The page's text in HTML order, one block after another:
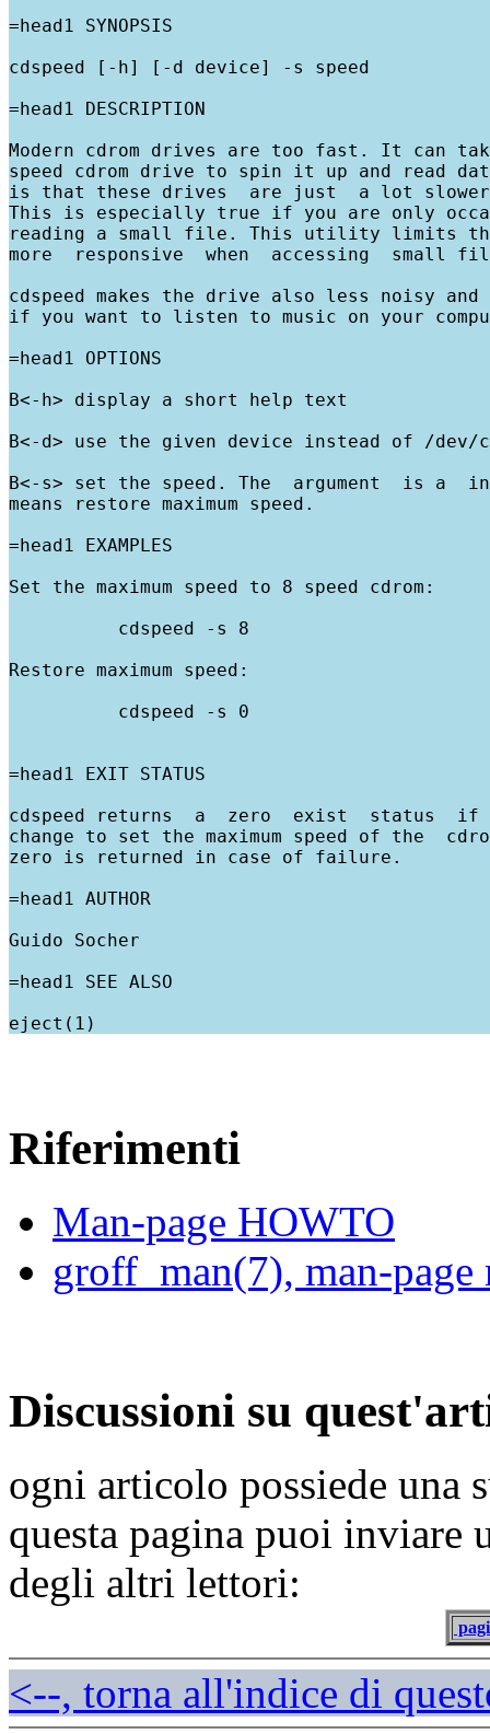
=head1 SYNOPSIS
cdspeed [-h] [-d device] -s speed
=head1 DESCRIPTION
Modern cdrom drives are too fast. It can
speed cdrom drive to spin it up and read
is that these drives  are just  a lot
This is especially true if you are only
reading a small file. This utility limits the
more  responsive  when  accessing  small
cdspeed makes the drive also less noisy
if you want to listen to music on your
=head1 OPTIONS
B<-h> display a short help text
B<-d> use the given device instead of /dev/
B<-s> set the speed. The  argument  is a
means restore maximum speed.
=head1 EXAMPLES
Set the maximum speed to 8 speed cdrom:
          cdspeed -s 8
Restore maximum speed:
          cdspeed -s 0
=head1 EXIT STATUS
cdspeed returns  a  zero  exist  status  if
change to set the maximum speed of the
zero is returned in case of failure.
=head1 AUTHOR
Guido Socher
=head1 SEE ALSO
Riferimenti
Man-page HOWTO
groff_man(7), man-page
Discussioni su
ogni articolo possiede una
questa pagina puoi inviare
degli altri lettori:
<--, torna all'indice di